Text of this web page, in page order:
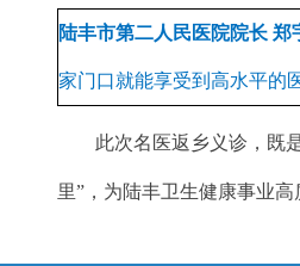
陆丰市第二人民医院院长 郑
家门口就能享受到高水平的
此次名医返乡义诊，既是
里”，为陆丰卫生健康事业高